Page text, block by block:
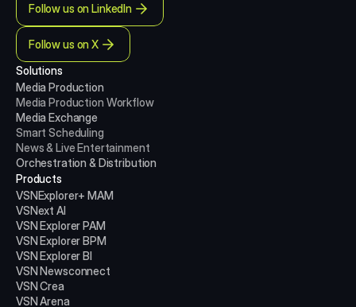
Follow us on LinkedIn
Follow us on X
Solutions
Media Production
Media Production Workflow
Media Exchange
Smart Scheduling
News & Live Entertainment
Orchestration & Distribution
Products
VSNExplorer+ MAM
VSNext AI
VSN Explorer PAM
VSN Explorer BPM
VSN Explorer BI
VSN Newsconnect
VSN Crea
VSN Arena